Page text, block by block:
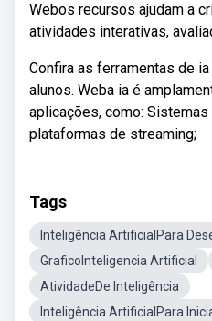
Webos recursos ajudam a
atividades interativas,
Confira as ferramentas de
alunos. Weba ia é
aplicações, como:
plataformas de streaming;
Tags
Inteligência ArtificialPara
GraficoInteligencia Artificial
AtividadeDe Inteligência
Inteligência ArtificialPara